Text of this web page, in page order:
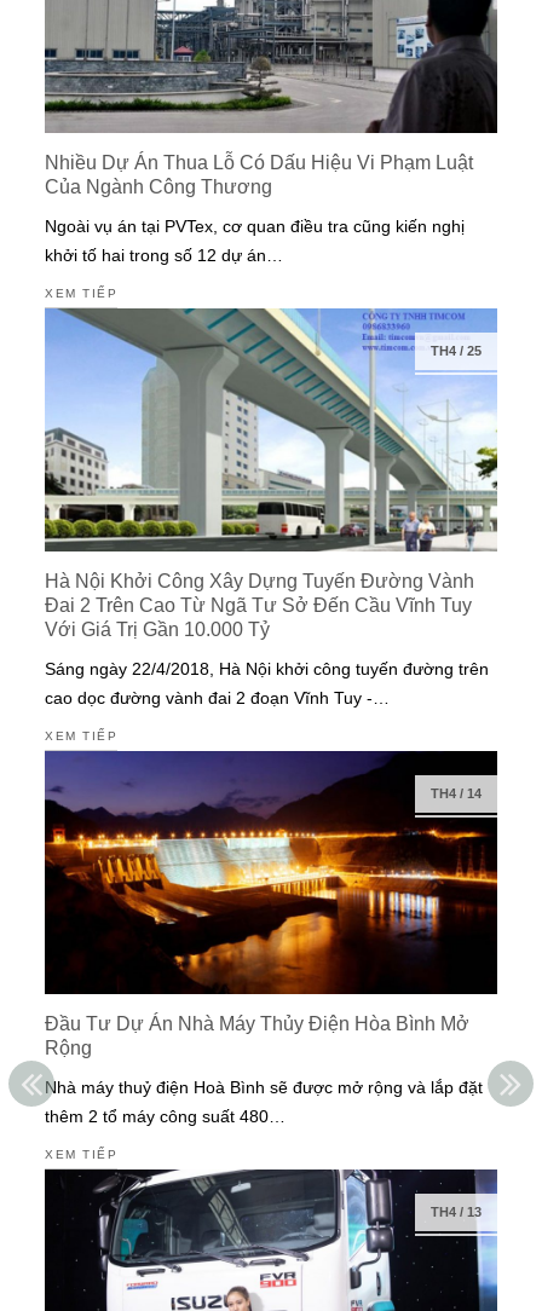
Nhiều Dự Án Thua Lỗ Có Dấu Hiệu Vi Phạm Luật
Của Ngành Công Thương
Ngoài vụ án tại PVTex, cơ quan điều tra cũng kiến nghị
khởi tố hai trong số 12 dự án…
XEM TIẾP
TH4/ 25
Hà Nội Khởi Công Xây Dựng Tuyến Đường Vành
Đai 2 Trên Cao Từ Ngã Tư Sở Đến Cầu Vĩnh Tuy
Với Giá Trị Gần 10.000 Tỷ
Sáng ngày 22/4/2018, Hà Nội khởi công tuyến đường trên
cao dọc đường vành đai 2 đoạn Vĩnh Tuy -…
XEM TIẾP
TH4/ 14
Đầu Tư Dự Án Nhà Máy Thủy Điện Hòa Bình Mở
Rộng
Nhà máy thuỷ điện Hoà Bình sẽ được mở rộng và lắp đặt
thêm 2 tổ máy công suất 480…
XEM TIẾP
TH4/ 13